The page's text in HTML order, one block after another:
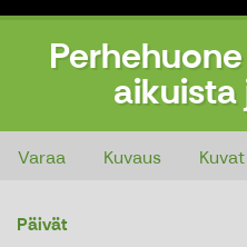
aikuista
Varaa Kuvaus
Päivät